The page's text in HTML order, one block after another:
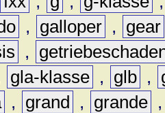
, galloper ,
gear
,
gla-klasse , glb ,
, grand , grande